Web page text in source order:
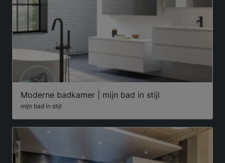
Moderne badkamer | mijn bad in stijl
mijn bad in stijl